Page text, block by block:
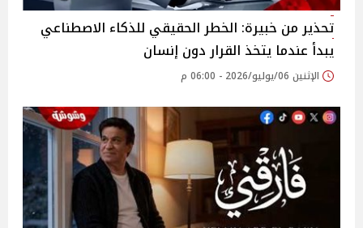
تحذير من خبيرة: الخطر الحقيقي للذكاء الاصطناعي
يبدأ عندما يتخذ القرار دون إنسان
الإثنين 06/يوليو/2026 - 06:00 م